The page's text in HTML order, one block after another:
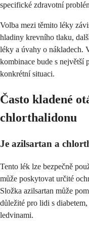
specifické zdravotní
Volba mezi těmito léky
hladiny krevního tlaku,
léky a úvahy o nákladech.
kombinace bude s největší
konkrétní situaci.
Často kladené
chlorthalidonu
Je azilsartan a
Tento lék lze bezpečně
může poskytovat určité
Složka azilsartan může
důležité pro lidi s
ledvinami.